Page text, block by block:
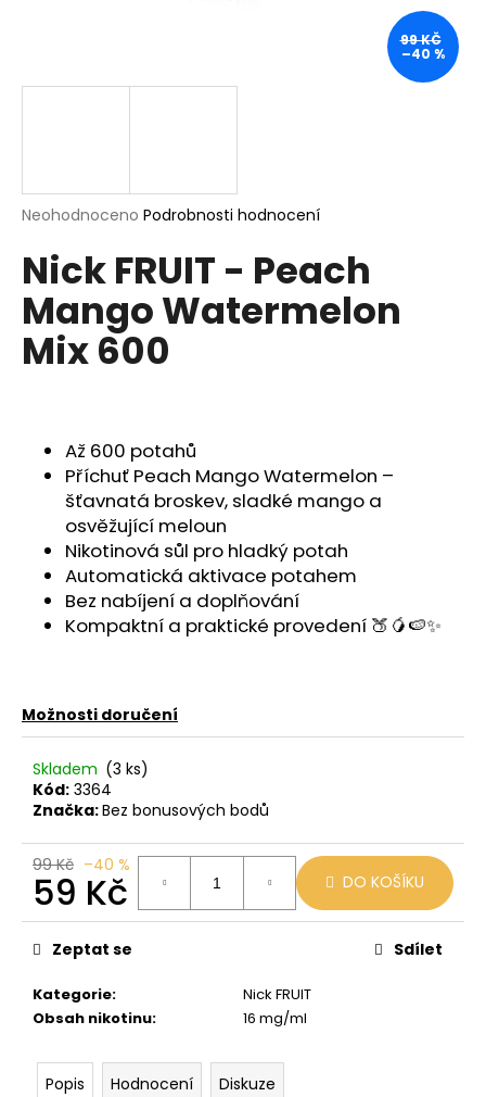
Průměrné
produktu
je
0,0
5
hvězdiček.
Neohodnoceno Podrobnosti hodnocení
Nick FRUIT - Peach
Mango Watermelon
Mix 600
Až 600 potahů
Příchuť Peach Mango Watermelon –
šťavnatá broskev, sladké mango a
osvěžující meloun
Nikotinová sůl pro hladký potah
Automatická aktivace potahem
Bez nabíjení a doplňování
Kompaktní a praktické provedení 🍑🥭🍉✨
Možnosti doručení
Skladem (3 ks)
Kód: 3364
Značka:Bez bonusových bodů
99 Kč –40 %
59 Kč
Měrná
cena:
DO KOŠÍKU
Kategorie:
Nick FRUIT
Obsah nikotinu: 16 mg/ml
Zeptat se Sdílet
99 KČ
–40 %
Popis Hodnocení Diskuze
í
D
o
COLA-
X
79
Kč
Původně:
169